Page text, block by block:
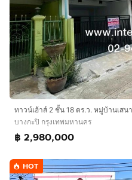
บางกะปิ กรุงเทพมหานคร
฿ 2,980,000
HOT